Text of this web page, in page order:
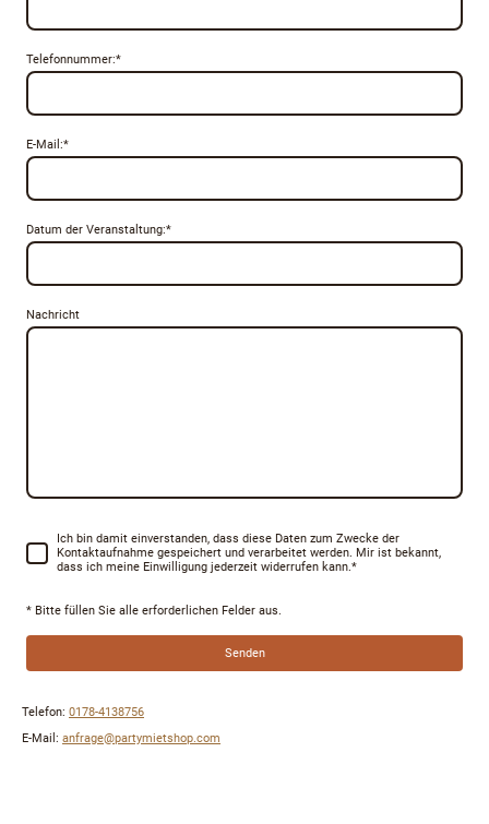
Telefonnummer:*
E-Mail:*
Datum der Veranstaltung:*
Nachricht
Ich bin damit einverstanden, dass diese Daten zum Zwecke der
Kontaktaufnahme gespeichert und verarbeitet werden. Mir ist bekannt,
dass ich meine Einwilligung jederzeit widerrufen kann.*
* Bitte füllen Sie alle erforderlichen Felder aus.
Senden
Telefon: 0178-4138756
E-Mail: anfrage@partymietshop.com